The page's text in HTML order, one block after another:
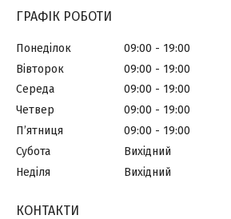
ГРАФІК РОБОТИ
Понеділок 09:00
19:00
Вівторок
09:00
19:00
Середа
09:00
19:00
Четвер
09:00
19:00
Пʼятниця
09:00
19:00
Субота
Вихідний
Неділя
Вихідний
КОНТАКТИ